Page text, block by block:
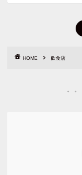
HOME 飲食店